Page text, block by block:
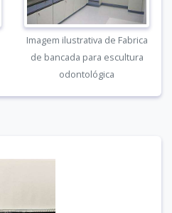
Imagem ilustrativa de Fabrica
de bancada para escultura
odontológica